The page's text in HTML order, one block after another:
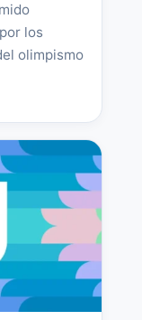
los
olimpismo